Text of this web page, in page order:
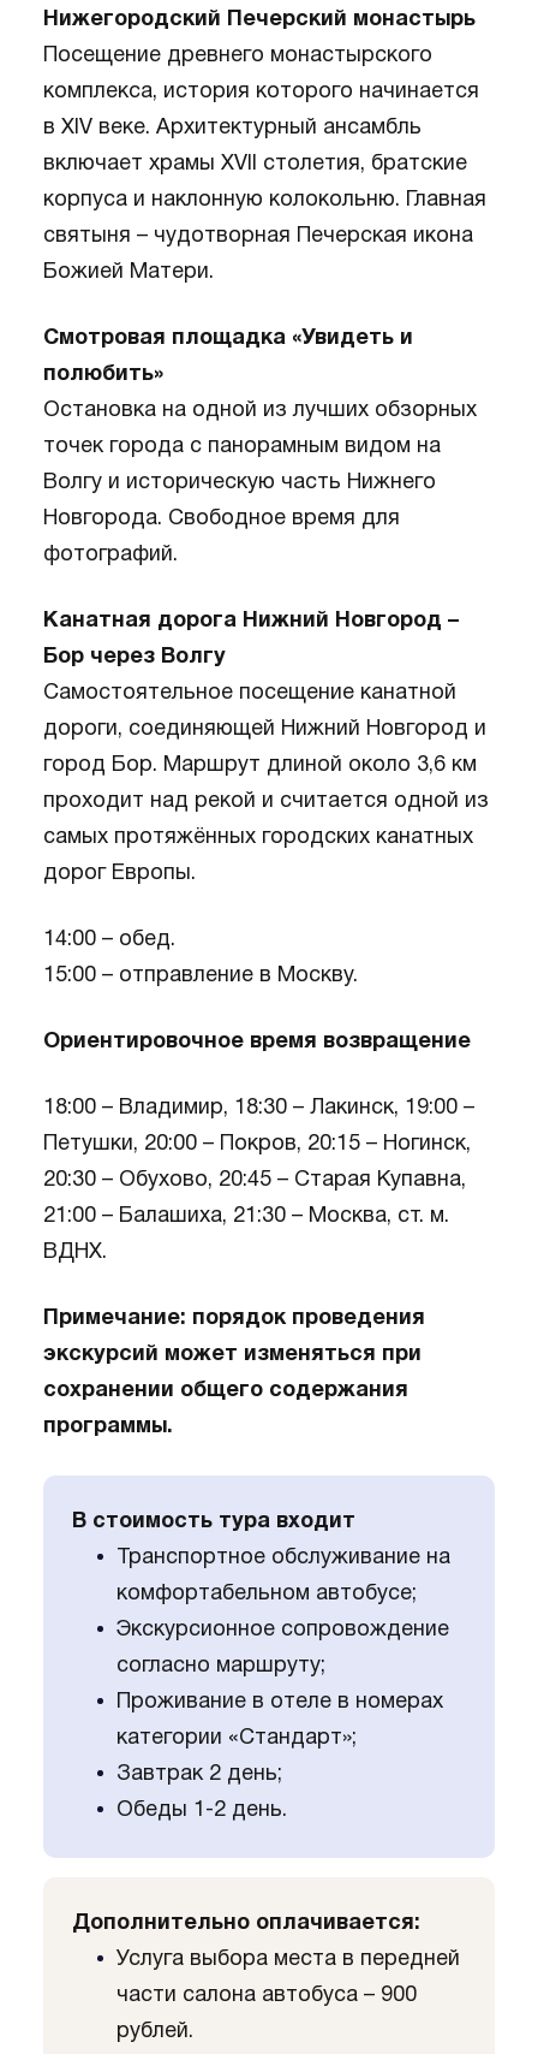
Нижегородский Печерский монастырь
Посещение древнего монастырского
комплекса, история которого начинается
в XIV веке. Архитектурный ансамбль
включает храмы XVII столетия, братские
корпуса и наклонную колокольню. Главная
святыня – чудотворная Печерская икона
Божией Матери.
Смотровая площадка «Увидеть и
полюбить»
Остановка на одной из лучших обзорных
точек города с панорамным видом на
Волгу и историческую часть Нижнего
Новгорода. Свободное время для
фотографий.
Канатная дорога Нижний Новгород –
Бор через Волгу
Самостоятельное посещение канатной
дороги, соединяющей Нижний Новгород и
город Бор. Маршрут длиной около 3,6 км
проходит над рекой и считается одной из
самых протяжённых городских канатных
дорог Европы.
14:00 – обед.
15:00 – отправление в Москву.
Ориентировочное время возвращение
18:00 – Владимир, 18:30 – Лакинск, 19:00 –
Петушки, 20:00 – Покров, 20:15 – Ногинск,
20:30 – Обухово, 20:45 – Старая Купавна,
21:00 – Балашиха, 21:30 – Москва, ст. м.
ВДНХ.
Примечание: порядок проведения
экскурсий может изменяться при
сохранении общего содержания
программы.
В стоимость тура входит
Транспортное обслуживание на
комфортабельном автобусе;
Экскурсионное сопровождение
согласно маршруту;
Проживание в отеле в номерах
категории «Стандарт»;
Завтрак 2 день;
Обеды 1-2 день.
Дополнительно оплачивается:
Услуга выбора места в передней
части салона автобуса – 900
рублей.